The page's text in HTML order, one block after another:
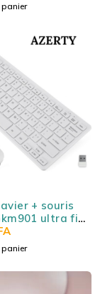
+ souris
ultra fin
AZERTY